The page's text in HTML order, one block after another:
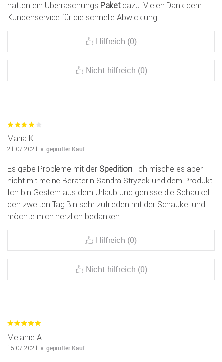
hatten ein Überraschungs Paketdazu. Vielen Dank dem
Kundenservice für die schnelle Abwicklung.
Hilfreich (0)
Nicht hilfreich (0)
Maria K.
21.07.2021 geprüfter Kauf
Es gäbe Probleme mit der Spedition. Ich mische es aber
nicht mit meine Beraterin Sandra Stryzek und dem Produkt.
Ich bin Gestern aus dem Urlaub und genisse die Schaukel
den zweiten Tag.Bin sehr zufrieden mit der Schaukel und
möchte mich herzlich bedanken.
Hilfreich (0)
Nicht hilfreich (0)
Melanie A.
15.07.2021 geprüfter Kauf